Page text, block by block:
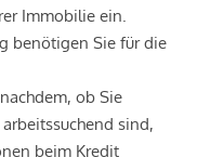
Immobilie ein.
benötigen Sie für die
nachdem, ob Sie
sind,
beim Kredit